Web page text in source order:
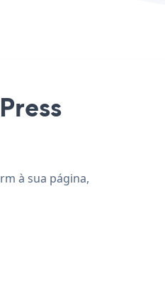
à sua página,